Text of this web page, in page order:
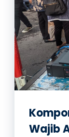
Wajib